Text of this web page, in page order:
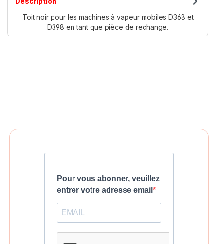
Toit noir pour les machines à vapeur mobiles D368 et
D398 en tant que pièce de rechange.
Pour vous abonner, veuillez
entrer votre adresse email